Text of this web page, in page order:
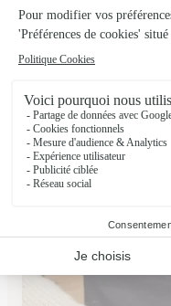
Aux Prairies Fleuries
Thury Harcourt
★★★★★4.1 (22)
12, Place Saint-Sauveur